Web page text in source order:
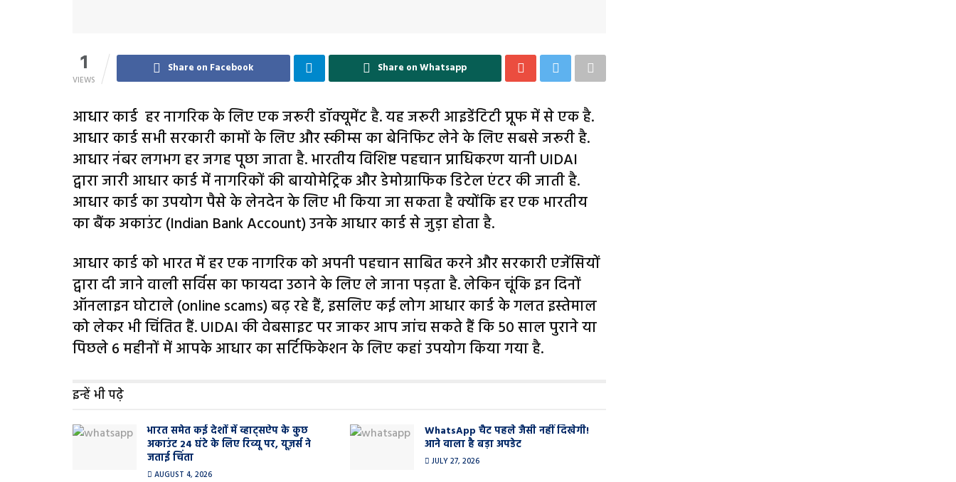
1
VIEWS
Share on Facebook Share on Whatsapp
आधार कार्ड हर नागरिक के लिए एक जरूरी डॉक्यूमेंट है. यह जरूरी आइडेंटिटी प्रूफ में से एक है.
आधार कार्ड सभी सरकारी कामों के लिए और स्कीम्स का बेनिफिट लेने के लिए सबसे जरूरी है.
आधार नंबर लगभग हर जगह पूछा जाता है. भारतीय विशिष्ट पहचान प्राधिकरण यानी UIDAI
द्वारा जारी आधार कार्ड में नागरिकों की बायोमेट्रिक और डेमोग्राफिक डिटेल एंटर की जाती है.
आधार कार्ड का उपयोग पैसे के लेनदेन के लिए भी किया जा सकता है क्योंकि हर एक भारतीय
का बैंक अकाउंट (Indian Bank Account) उनके आधार कार्ड से जुड़ा होता है.
आधार कार्ड को भारत में हर एक नागरिक को अपनी पहचान साबित करने और सरकारी एजेंसियों
द्वारा दी जाने वाली सर्विस का फायदा उठाने के लिए ले जाना पड़ता है. लेकिन चूंकि इन दिनों
ऑनलाइन घोटाले (online scams) बढ़ रहे हैं, इसलिए कई लोग आधार कार्ड के गलत इस्तेमाल
को लेकर भी चिंतित हैं. UIDAI की वेबसाइट पर जाकर आप जांच सकते हैं कि 50 साल पुराने या
पिछले 6 महीनों में आपके आधार का सर्टिफिकेशन के लिए कहां उपयोग किया गया है.
इन्हें भी पढ़े
भारत समेत कई देशों में व्हाट्सऐप के कुछ
अकाउंट 24 घंटे के लिए रिव्यू पर, यूज़र्स ने
जताई चिंता
AUGUST 4, 2026
WhatsApp चैट पहले जैसी नहीं दिखेगी!
आने वाला है बड़ा अपडेट
JULY 27, 2026